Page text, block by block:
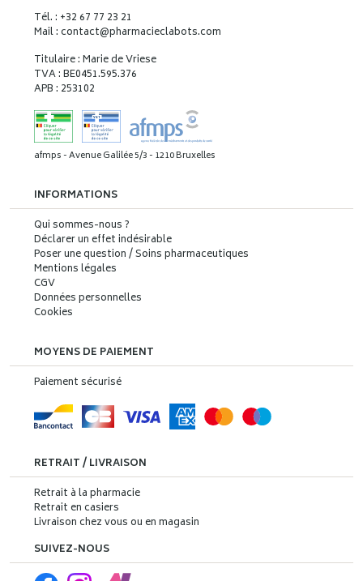
Tél. : +32 67 77 23 21
Mail : contact@pharmacieclabots.com
Titulaire : Marie de Vriese
TVA : BE0451.595.376
APB : 253102
afmps - Avenue Galilée 5/3 - 1210 Bruxelles
INFORMATIONS
Qui sommes-nous ?
Déclarer un effet indésirable
Poser une question / Soins pharmaceutiques
Mentions légales
CGV
Données personnelles
Cookies
MOYENS DE PAIEMENT
Paiement sécurisé
RETRAIT / LIVRAISON
Retrait à la pharmacie
Retrait en casiers
Livraison chez vous ou en magasin
SUIVEZ-NOUS